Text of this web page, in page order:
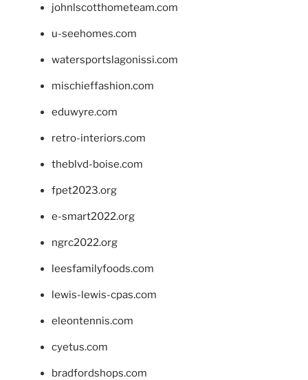
johnlscotthometeam.com
u-seehomes.com
watersportslagonissi.com
mischieffashion.com
eduwyre.com
retro-interiors.com
theblvd-boise.com
fpet2023.org
e-smart2022.org
ngrc2022.org
leesfamilyfoods.com
lewis-lewis-cpas.com
eleontennis.com
cyetus.com
bradfordshops.com